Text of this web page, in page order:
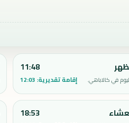
في كالاباهي.
11:48
إقامة تقديرية: 12:03
18:53